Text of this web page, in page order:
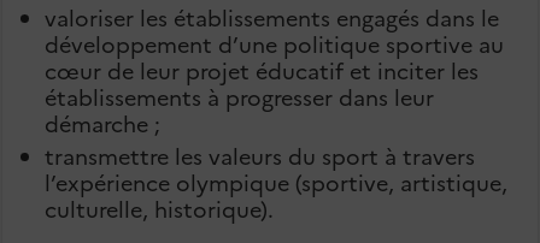
valoriser les établissements engagés dans le
développement d’une politique sportive au
cœur de leur projet éducatif et inciter les
établissements à progresser dans leur
démarche ;
transmettre les valeurs du sport à travers
l’expérience olympique (sportive, artistique,
culturelle, historique).